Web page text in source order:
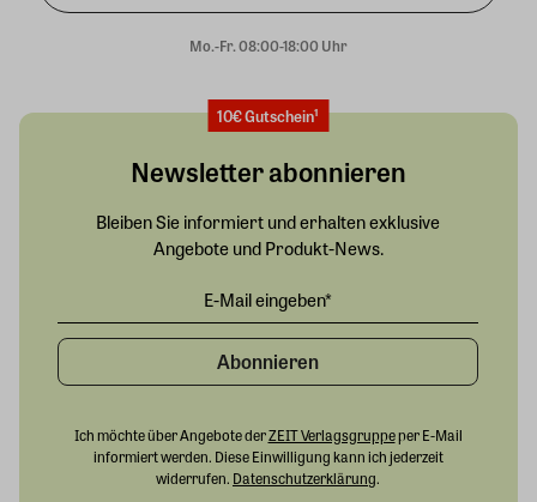
Mo.-Fr. 08:00-18:00 Uhr
10€ Gutschein¹
Newsletter abonnieren
Bleiben Sie informiert und erhalten exklusive
Angebote und Produkt-News.
Abonnieren
Ich möchte über Angebote derZEIT Verlagsgruppeper E-Mail
informiert werden. Diese Einwilligung kann ich jederzeit
widerrufen. Datenschutzerklärung.